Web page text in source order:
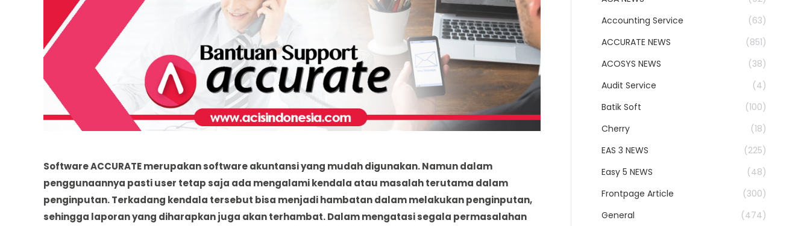
Software ACCURATE merupakan software akuntansi yang mudah digunakan. Namun dalam
penggunaannya pasti user tetap saja ada mengalami kendala atau masalah terutama dalam
penginputan. Terkadang kendala tersebut bisa menjadi hambatan dalam melakukan penginputan,
sehingga laporan yang diharapkan juga akan terhambat. Dalam mengatasi segala permasalahan
Accounting Service
(63)
ACCURATE NEWS
(851)
ACOSYS NEWS
(38)
Audit Service
(4)
Batik Soft
(100)
Cherry
(18)
EAS 3 NEWS
(225)
Easy 5 NEWS
(48)
Frontpage Article
(300)
General
(474)